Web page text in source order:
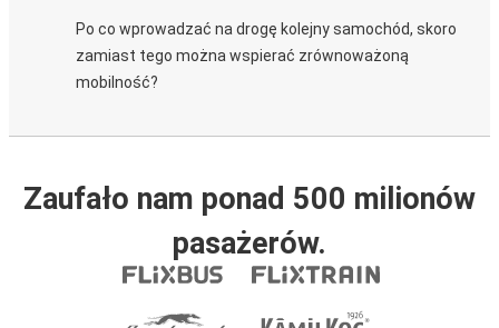
Po co wprowadzać na drogę kolejny samochód, skoro
zamiast tego można wspierać zrównoważoną
mobilność?
Zaufało nam ponad 500 milionów
pasażerów.